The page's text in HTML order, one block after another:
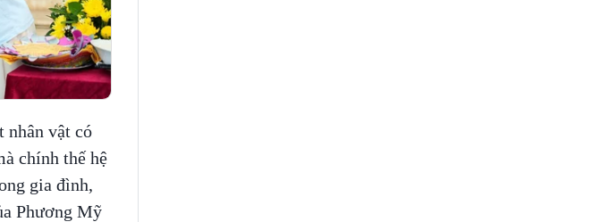
nhân vật có
chính thế hệ
gia đình,
Phương Mỹ